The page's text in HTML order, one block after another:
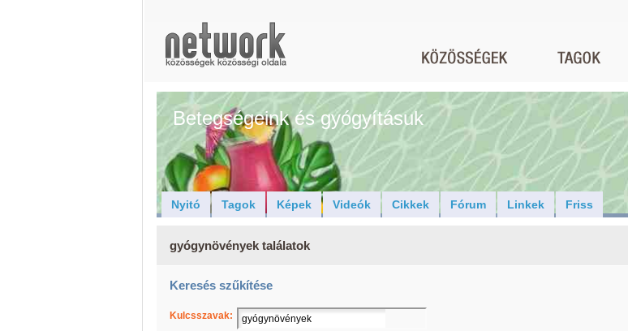
Betegségeink és gyógyításuk
Nyitó Tagok Képek Videók Cikkek Fórum Linkek Friss
gyógynövények találatok
Keresés szűkítése
Kulcsszavak: